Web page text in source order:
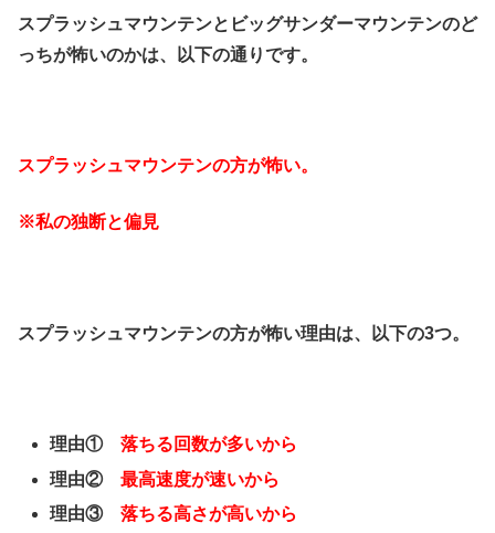
スプラッシュマウンテンとビッグサンダーマウンテンのど
っちが怖いのかは、以下の通りです。
スプラッシュマウンテンの方が怖い。
※私の独断と偏見
スプラッシュマウンテンの方が怖い理由は、以下の3つ。
理由①落ちる回数が多いから
理由②最高速度が速いから
理由③落ちる高さが高いから